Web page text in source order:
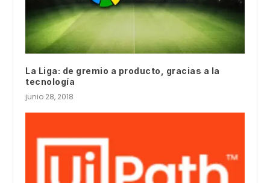
La Liga: de gremio a producto, gracias a la
tecnología
junio 28, 2018